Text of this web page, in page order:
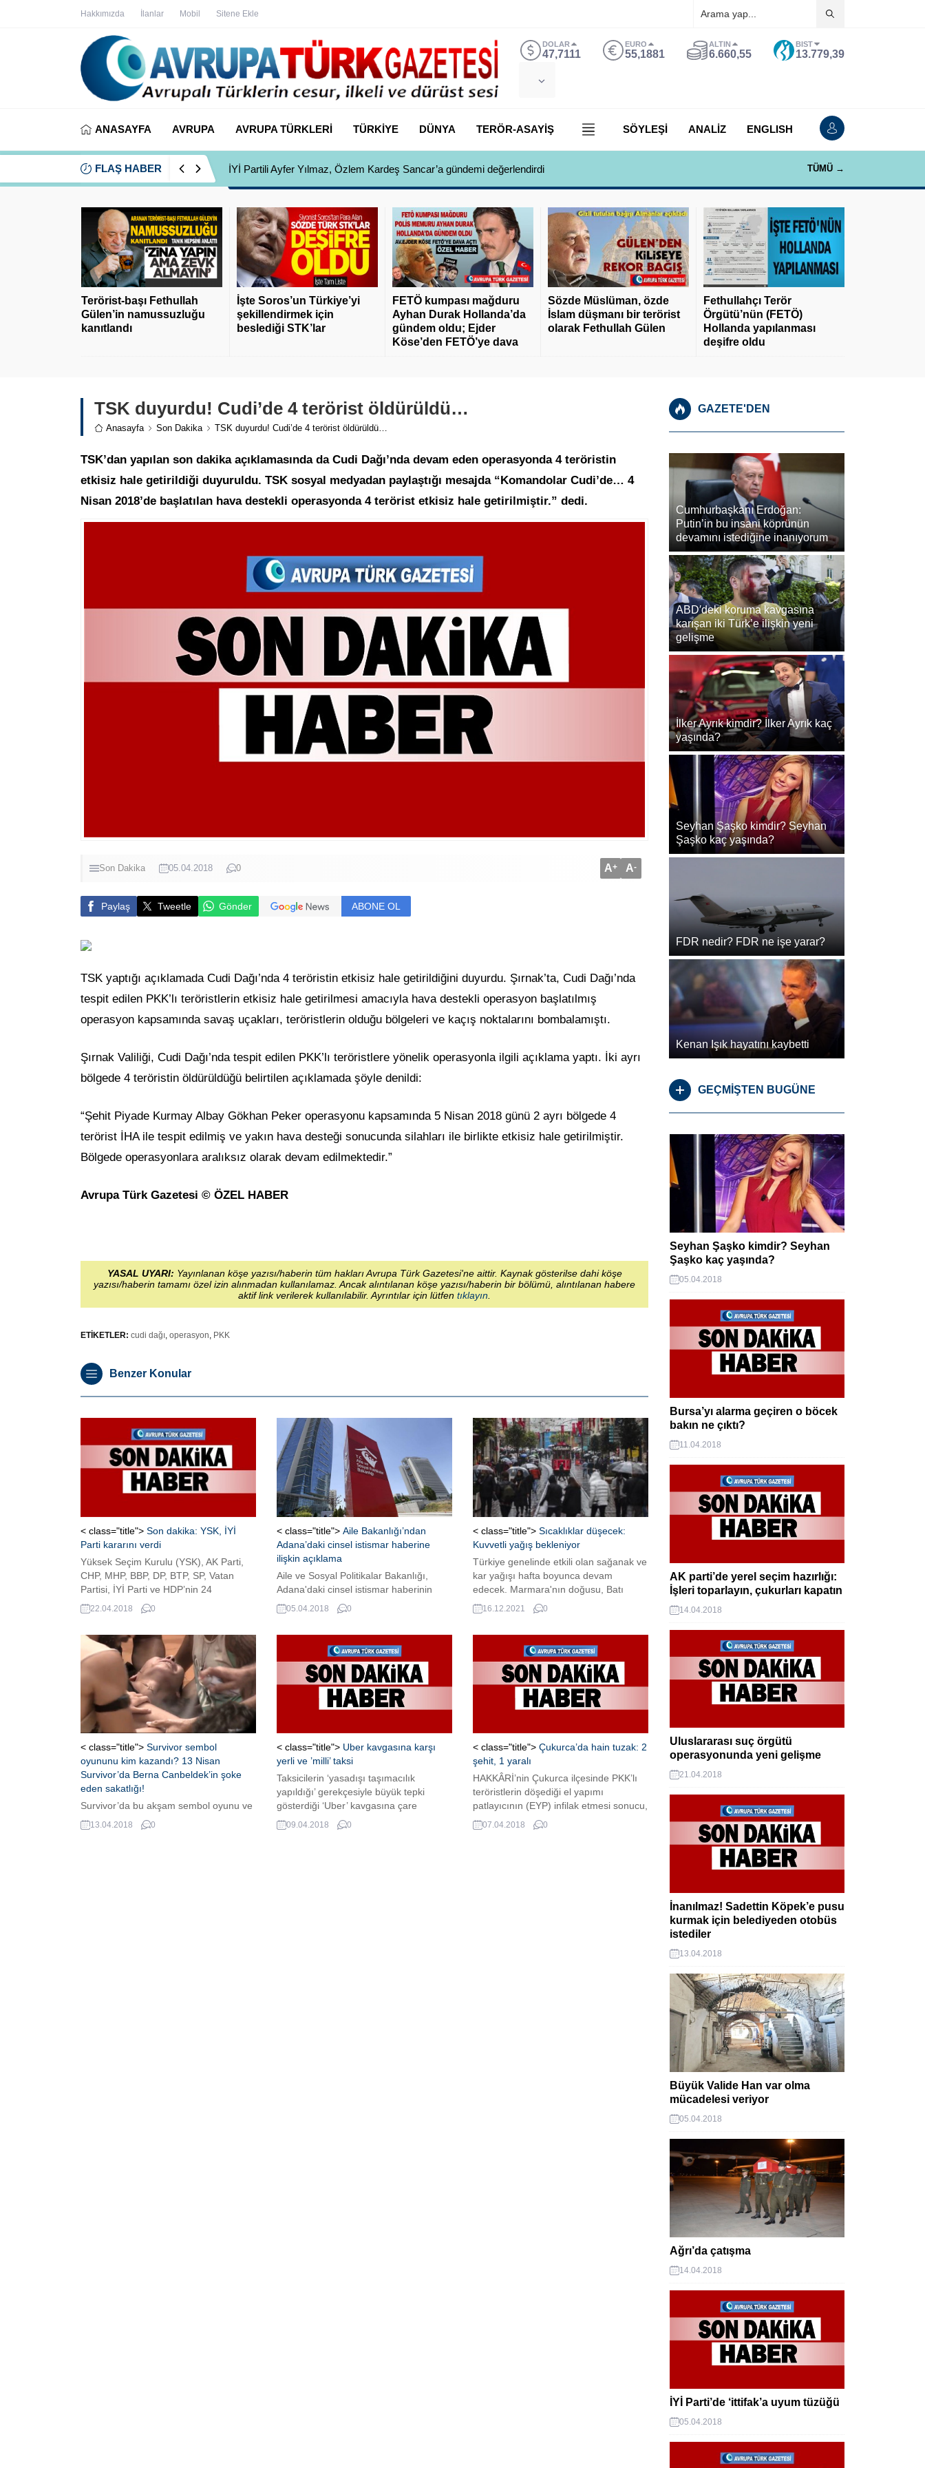
Hakkımızda İlanlar Mobil Sitene Ekle
DOLAR
47,7111
EURO
55,1881
ALTIN
6.660,55
BIST
13.779,39
ANASAYFA AVRUPA AVRUPA TÜRKLERİ TÜRKİYE DÜNYA TERÖR-ASAYİŞ SÖYLEŞİ ANALİZ ENGLISH
FLAŞ HABER İYİ Partili Ayfer Yılmaz, Özlem Kardeş Sancar’a gündemi değerlendirdi TÜMÜ →
Terörist-başı Fethullah
Gülen’in namussuzluğu
kanıtlandı
İşte Soros’un Türkiye’yi
şekillendirmek için
beslediği STK’lar
FETÖ kumpası mağduru
Ayhan Durak Hollanda’da
gündem oldu; Ejder
Köse’den FETÖ’ye dava
Sözde Müslüman, özde
İslam düşmanı bir terörist
olarak Fethullah Gülen
Fethullahçı Terör
Örgütü’nün (FETÖ)
Hollanda yapılanması
deşifre oldu
TSK duyurdu! Cudi’de 4 terörist öldürüldü…
Anasayfa Son Dakika TSK duyurdu! Cudi’de 4 terörist öldürüldü…
TSK’dan yapılan son dakika açıklamasında da Cudi Dağı’nda devam eden operasyonda 4 teröristin
etkisiz hale getirildiği duyuruldu. TSK sosyal medyadan paylaştığı mesajda “Komandolar Cudi’de… 4
Nisan 2018’de başlatılan hava destekli operasyonda 4 terörist etkisiz hale getirilmiştir.” dedi.
Son Dakika 05.04.2018 0 A+ A-
Paylaş Tweetle Gönder ABONE OL
TSK yaptığı açıklamada Cudi Dağı’nda 4 teröristin etkisiz hale getirildiğini duyurdu. Şırnak’ta, Cudi Dağı’nda
tespit edilen PKK’lı teröristlerin etkisiz hale getirilmesi amacıyla hava destekli operasyon başlatılmış
operasyon kapsamında savaş uçakları, teröristlerin olduğu bölgeleri ve kaçış noktalarını bombalamıştı.
Şırnak Valiliği, Cudi Dağı’nda tespit edilen PKK’lı teröristlere yönelik operasyonla ilgili açıklama yaptı. İki ayrı
bölgede 4 teröristin öldürüldüğü belirtilen açıklamada şöyle denildi:
“Şehit Piyade Kurmay Albay Gökhan Peker operasyonu kapsamında 5 Nisan 2018 günü 2 ayrı bölgede 4
terörist İHA ile tespit edilmiş ve yakın hava desteği sonucunda silahları ile birlikte etkisiz hale getirilmiştir.
Bölgede operasyonlara aralıksız olarak devam edilmektedir.”
Avrupa Türk Gazetesi © ÖZEL HABER
YASAL UYARI: Yayınlanan köşe yazısı/haberin tüm hakları Avrupa Türk Gazetesi'ne aittir. Kaynak gösterilse dahi köşe
yazısı/haberin tamamı özel izin alınmadan kullanılamaz. Ancak alıntılanan köşe yazısı/haberin bir bölümü, alıntılanan habere
aktif link verilerek kullanılabilir. Ayrıntılar için lütfen tıklayın.
ETİKETLER: cudi dağı, operasyon, PKK
Benzer Konular
< class="title"> Son dakika: YSK, İYİ
Parti kararını verdi
Yüksek Seçim Kurulu (YSK), AK Parti,
CHP, MHP, BBP, DP, BTP, SP, Vatan
Partisi, İYİ Parti ve HDP’nin 24
Haziran’daki seçime girebileceğine
karar verdi. YSK tarafından yapılan
Başsavcılığında yapılan inceleme
sonucunda 298 sayılı Kanunun 14.
maddesinin 11. fıkrası ile 2820 sayılı
Kanunun 36. maddesi gereğince illerin
22.04.2018 0
< class="title"> Aile Bakanlığı’ndan
Adana’daki cinsel istismar haberine
ilişkin açıklama
Aile ve Sosyal Politikalar Bakanlığı,
Adana'daki cinsel istismar haberinin
ardından "il müdürlüğünün hızlı şekilde
olaya müdahil olduğunu, annenin
çocuğun savcılık kararıyla koruma altına
alındığını" bildirdi
05.04.2018 0
< class="title"> Sıcaklıklar düşecek:
Kuvvetli yağış bekleniyor
Türkiye genelinde etkili olan sağanak ve
kar yağışı hafta boyunca devam
edecek. Marmara'nın doğusu, Batı
Karadeniz ve Doğu Akdeniz'de kuvvetli
yağış görülecek. ...
16.12.2021 0
< class="title"> Survivor sembol
oyununu kim kazandı? 13 Nisan
Survivor’da Berna Canbeldek’in şoke
eden sakatlığı!
Survivor’da bu akşam sembol oyunu ve
ödül oyunu heyecanı yaşandı.
Survivor’da bu akşamki yemek ödülü
13.04.2018 0
< class="title"> Uber kavgasına karşı
yerli ve ’milli’ taksi
Taksicilerin ‘yasadışı taşımacılık
yapıldığı’ gerekçesiyle büyük tepki
gösterdiği ‘Uber’ kavgasına çare
aranıyor. Cumhurbaşkanı Tayyip
Erdoğan’ın belediye başkanlığı
09.04.2018 0
< class="title"> Çukurca’da hain tuzak: 2
şehit, 1 yaralı
HAKKÂRİ’nin Çukurca ilçesinde PKK’lı
teröristlerin döşediği el yapımı
patlayıcının (EYP) infilak etmesi sonucu,
iki asker şehit oldu. Şentepe üs bölgesi
yakınlarında dün öğle saatlerinde
07.04.2018 0
GAZETE'DEN
Cumhurbaşkanı Erdoğan:
Putin’in bu insani köprünün
devamını istediğine inanıyorum
ABD′deki koruma kavgasına
karışan iki Türk’e ilişkin yeni
gelişme
İlker Ayrık kimdir? İlker Ayrık kaç
yaşında?
Seyhan Şaşko kimdir? Seyhan
Şaşko kaç yaşında?
FDR nedir? FDR ne işe yarar?
Kenan Işık hayatını kaybetti
GEÇMİŞTEN BUGÜNE
Seyhan Şaşko kimdir? Seyhan
Şaşko kaç yaşında?
05.04.2018
Bursa’yı alarma geçiren o böcek
bakın ne çıktı?
11.04.2018
AK parti’de yerel seçim hazırlığı:
İşleri toparlayın, çukurları kapatın
14.04.2018
Uluslararası suç örgütü
operasyonunda yeni gelişme
21.04.2018
İnanılmaz! Sadettin Köpek’e pusu
kurmak için belediyeden otobüs
istediler
13.04.2018
Büyük Valide Han var olma
mücadelesi veriyor
05.04.2018
Ağrı’da çatışma
14.04.2018
İYİ Parti’de ‘ittifak’a uyum tüzüğü
05.04.2018